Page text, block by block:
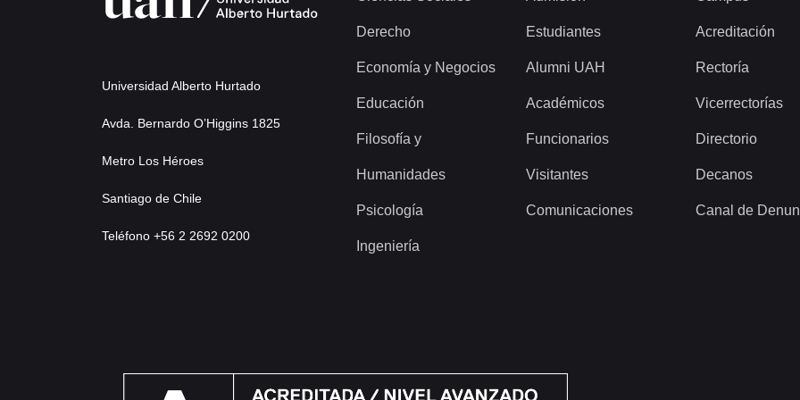
Universidad Alberto Hurtado
Avda. Bernardo O’Higgins 1825
Metro Los Héroes
Santiago de Chile
Teléfono +56 2 2692 0200
Derecho
Economía y Negocios
Educación
Filosofía y
Humanidades
Psicología
Ingeniería
Estudiantes
Alumni UAH
Académicos
Funcionarios
Visitantes
Comunicaciones
Acreditación
Rectoría
Vicerrectorías
Directorio
Decanos
Canal de